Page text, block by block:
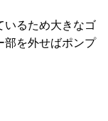
いるため大きなゴ
部を外せばポンプ